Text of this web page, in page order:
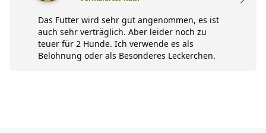
Das Futter wird sehr gut angenommen, es ist
auch sehr verträglich. Aber leider noch zu
teuer für 2 Hunde. Ich verwende es als
Belohnung oder als Besonderes Leckerchen.